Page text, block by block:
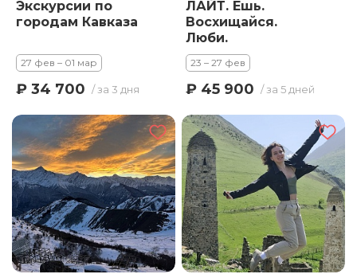
Экскурсии по
городам Кавказа
27 фев – 01 мар
₽ 34 700 / за 3 дня
ЛАЙТ. Ешь.
Восхищайся.
Люби.
Путешествие по
Кавказу.
23 – 27 фев
₽ 45 900 / за 5 дней